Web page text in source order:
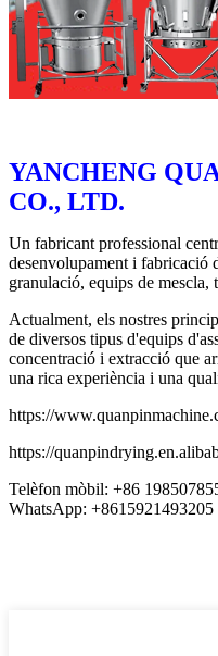
YANCHENG
CO., LTD.
Un fabricant professional
desenvolupament i fabricació
granulació, equips de mescla,
Actualment, els nostres
de diversos tipus d'equips
concentració i extracció que
una rica experiència i una
https://
https://
Telèfon mòbil: +86
WhatsApp: +8615921493205